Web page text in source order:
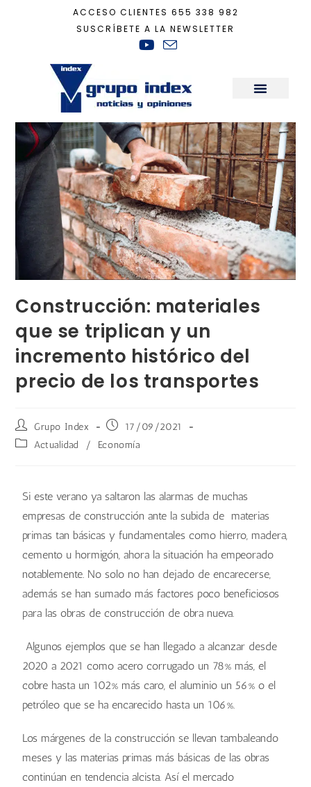
ACCESO CLIENTES 655 338 982
SUSCRÍBETE A LA NEWSLETTER
Actualidad
Construcción: materiales
que se triplican y un
incremento histórico del
precio de los transportes
Grupo Index
17/09/2021
Actualidad
/ Economía
Si este verano ya saltaron las alarmas de muchas
empresas de construcción ante la subida de materias
primas tan básicas y fundamentales como hierro, madera,
cemento u hormigón, ahora la situación ha empeorado
notablemente. No solo no han dejado de encarecerse,
además se han sumado más factores poco beneficiosos
para las obras de construcción de obra nueva.
Algunos ejemplos que se han llegado a alcanzar desde
2020 a 2021 como acero corrugado un 78% más, el
cobre hasta un 102% más caro, el aluminio un 56% o el
petróleo que se ha encarecido hasta un 106%.
Los márgenes de la construcción se llevan tambaleando
meses y las materias primas más básicas de las obras
continúan en tendencia alcista. Así el mercado